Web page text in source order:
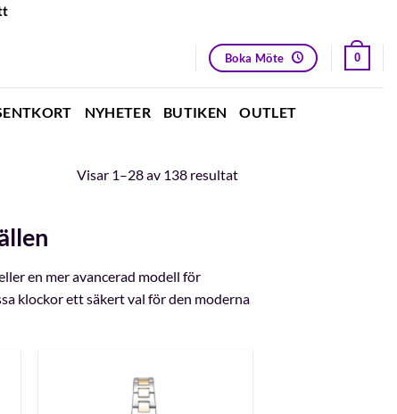
Boka Möte 0
NYHETER BUTIKEN OUTLET
Visar 1–28 av 138 resultatSortera
en mer avancerad modell för
klockor ett säkert val för den moderna